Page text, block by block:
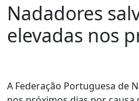
Nadadores
elevadas nos
A Federação Portuguesa de